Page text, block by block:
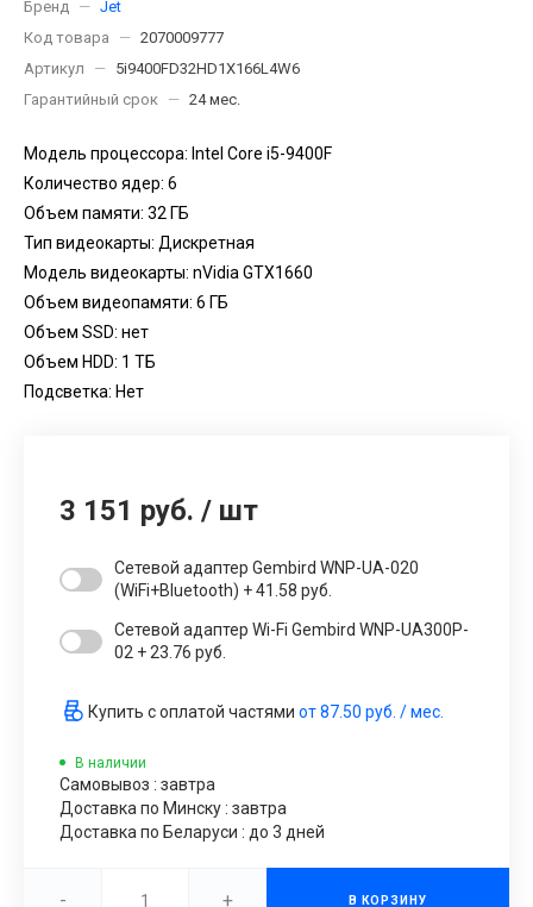
Бренд — Jet
Код товара
— 2070009777
Артикул
— 5i9400FD32HD1X166L4W6
Гарантийный срок
— 24 мес.
Модель процессора: Intel Core i5-9400F
Количество ядер: 6
Объем памяти: 32 ГБ
Тип видеокарты: Дискретная
Модель видеокарты: nVidia GTX1660
Объем видеопамяти: 6 ГБ
Объем SSD: нет
Объем HDD: 1 TБ
Подсветка: Нет
3 151 руб. / шт
Сетевой адаптер Gembird WNP-UA-020
(WiFi+Bluetooth) + 41.58 руб.
Сетевой адаптер Wi-Fi Gembird WNP-UA300P-
02 + 23.76 руб.
Купить с оплатой частями от87.50 руб. / мес.
В наличии
Самовывоз : завтра
Доставка по Минску : завтра
Доставка по Беларуси : до 3 дней
- + В КОРЗИНУ